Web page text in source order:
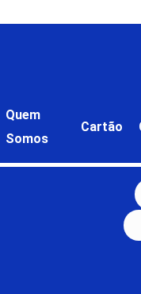
Quem
Somos
Cartão